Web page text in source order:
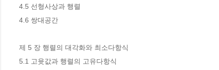
4.5 선형사상과 행렬
4.6 쌍대공간
제 5 장 행렬의 대각화와 최소다항식
5.1 고윳값과 행렬의 고유다항식